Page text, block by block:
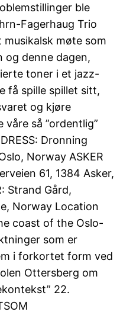
ble
Fagerhaug Trio
møte som
og denne dagen,
toner i et jazz-
få spille spillet sitt,
og kjøre
våre så ”ordentlig”
Dronning
Norway ASKER
61, 1384 Asker,
Strand Gård,
Norway Location
coast of the Oslo-
som er
i forkortet form ved
Ottersberg om
22.